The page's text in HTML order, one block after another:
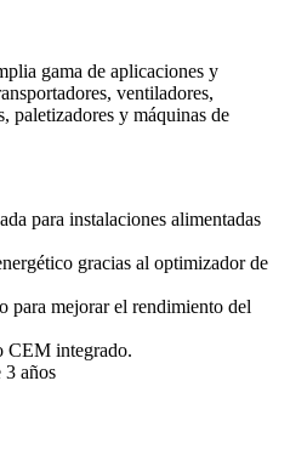
gama de aplicaciones y
ventiladores,
paletizadores y máquinas de
para instalaciones alimentadas
gracias al optimizador de
para mejorar el rendimiento del
CEM integrado.
3 años